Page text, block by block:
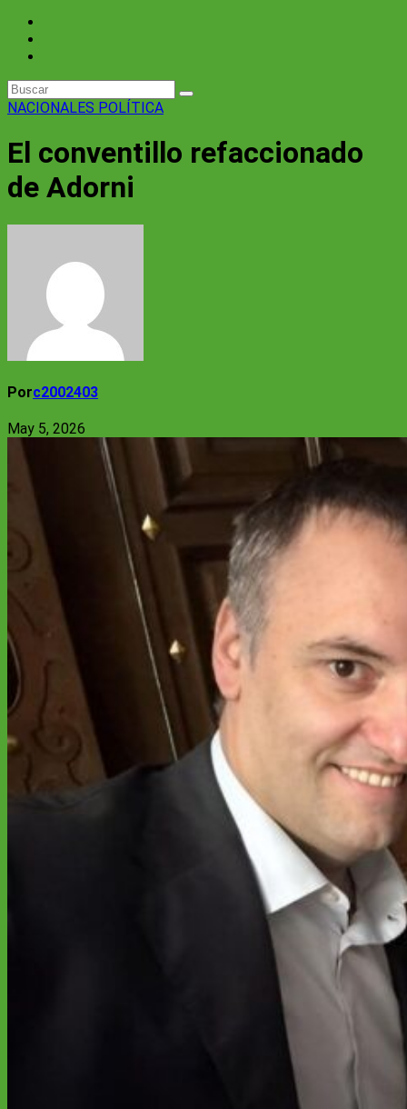
NACIONALES POLÍTICA
El conventillo refaccionado
de Adorni
Porc2002403
May 5, 2026